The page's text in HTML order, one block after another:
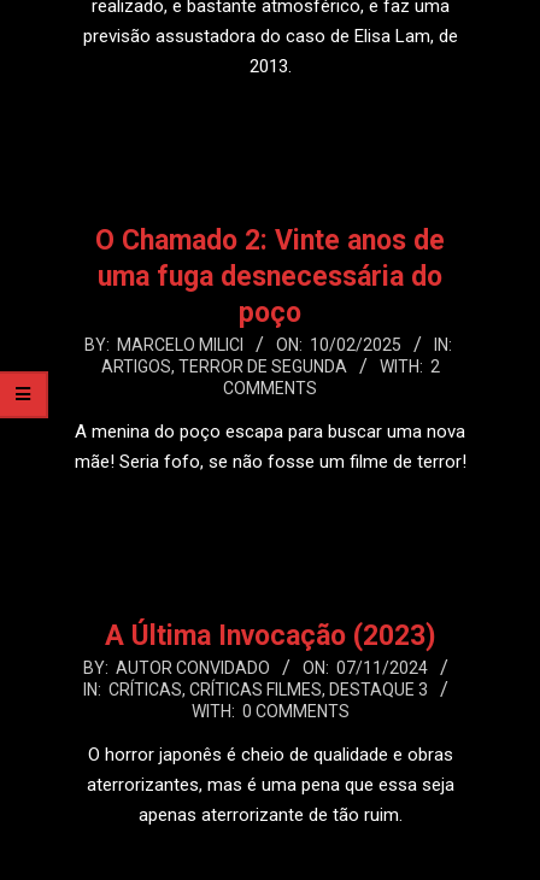
realizado, e bastante atmosférico, e faz uma
previsão assustadora do caso de Elisa Lam, de
2013.
O Chamado 2: Vinte anos de
uma fuga desnecessária do
poço
2025-
BY: MARCELO MILICI ON: 10/02/2025
IN:
ARTIGOS, TERROR DE SEGUNDA WITH: 2
COMMENTS
A menina do poço escapa para buscar uma nova
mãe! Seria fofo, se não fosse um filme de terror!
A Última Invocação (2023)
2024-
11-
BY: AUTOR CONVIDADO ON: 07/11/2024
IN: CRÍTICAS, CRÍTICAS FILMES, DESTAQUE 3
WITH: 0 COMMENTS
O horror japonês é cheio de qualidade e obras
aterrorizantes, mas é uma pena que essa seja
apenas aterrorizante de tão ruim.